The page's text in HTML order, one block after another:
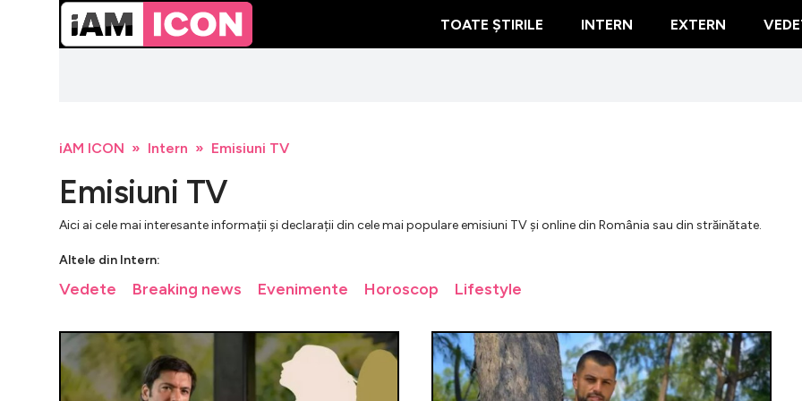
TOATE ȘTIRILE INTERN EXTERN
iAM ICON Intern Emisiuni TV
Emisiuni TV
Aici ai cele mai interesante informații și declarații din cele mai populare emisiuni TV și online din România sau din străinătate.
Altele din Intern:
Vedete Breaking news Evenimente Horoscop Lifestyle
Câți